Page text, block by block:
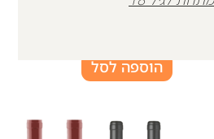
הוספה לסל